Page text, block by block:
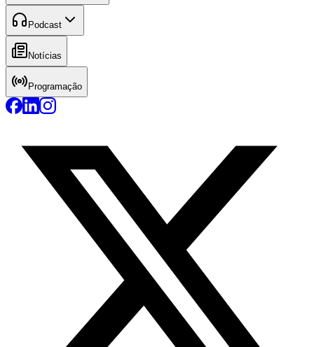
Podcast
Notícias
Programação